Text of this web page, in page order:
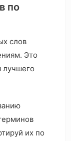
по
слов
Это
лучшего
их по